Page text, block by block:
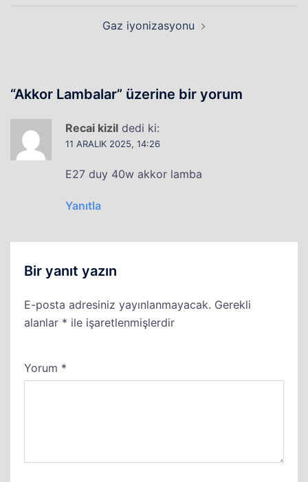
Gaz iyonizasyonu
“Akkor Lambalar” üzerine bir yorum
Recai kizil dedi ki:
11 ARALIK 2025, 14:26
E27 duy 40w akkor lamba
Yanıtla
Bir yanıt yazın
E-posta adresiniz yayınlanmayacak. Gerekli
alanlar * ile işaretlenmişlerdir
Yorum *